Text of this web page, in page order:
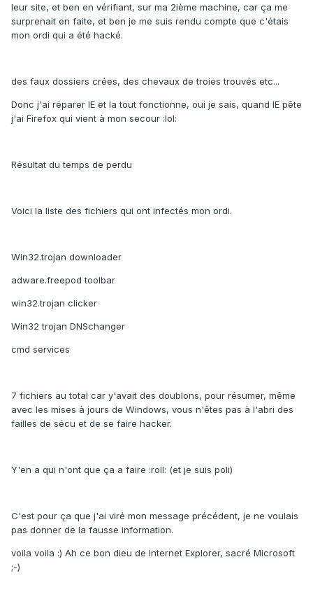
leur site, et ben en vérifiant, sur ma 2ième machine, car ça me
surprenait en faite, et ben je me suis rendu compte que c'étais
mon ordi qui a été hacké.
des faux dossiers crées, des chevaux de troies trouvés etc...
Donc j'ai réparer IE et la tout fonctionne, oui je sais, quand IE pête
j'ai Firefox qui vient à mon secour :lol:
Résultat du temps de perdu
Voici la liste des fichiers qui ont infectés mon ordi.
Win32.trojan downloader
adware.freepod toolbar
win32.trojan clicker
Win32 trojan DNSchanger
cmd services
7 fichiers au total car y'avait des doublons, pour résumer, même
avec les mises à jours de Windows, vous n'êtes pas à l'abri des
failles de sécu et de se faire hacker.
Y'en a qui n'ont que ça a faire :roll: (et je suis poli)
C'est pour ça que j'ai viré mon message précédent, je ne voulais
pas donner de la fausse information.
voila voila :) Ah ce bon dieu de Internet Explorer, sacré Microsoft
;-)